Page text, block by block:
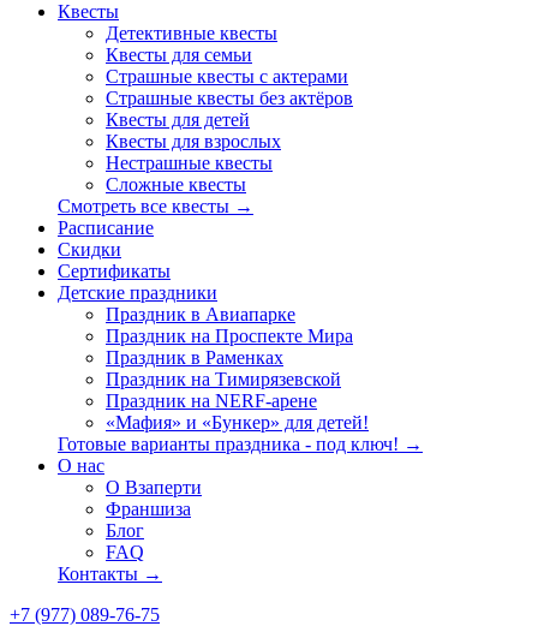
Квесты
Детективные квесты
Квесты для семьи
Страшные квесты с актерами
Страшные квесты без актёров
Квесты для детей
Квесты для взрослых
Нестрашные квесты
Сложные квесты
Смотреть все квесты →
Расписание
Скидки
Сертификаты
Детские праздники
Праздник в Авиапарке
Праздник на Проспекте Мира
Праздник в Раменках
Праздник на Тимирязевской
Праздник на NERF-арене
«Мафия» и «Бункер» для детей!
Готовые варианты праздника - под ключ! →
О нас
О Взаперти
Франшиза
Блог
FAQ
Контакты →
+7 (977) 089-76-75